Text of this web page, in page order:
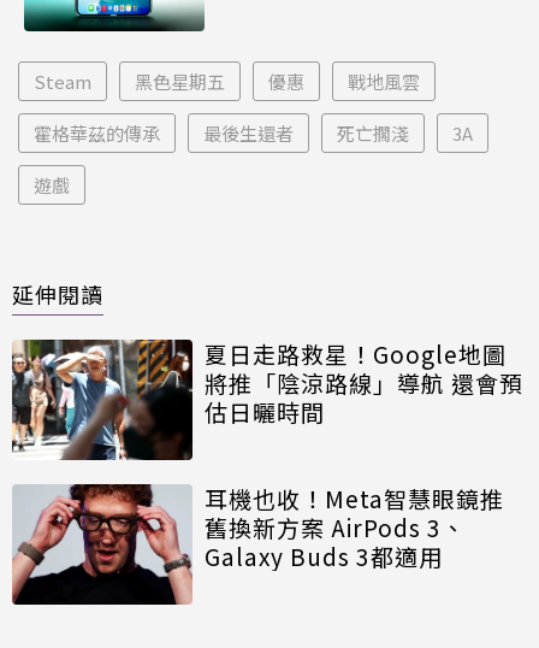
Steam 黑色星期五 優惠 戰地風雲
霍格華茲的傳承 最後生還者 死亡擱淺 3A
遊戲
延伸閱讀
夏日走路救星！Google地圖
將推「陰涼路線」導航 還會預
估日曬時間
耳機也收！Meta智慧眼鏡推
舊換新方案 AirPods 3、
Galaxy Buds 3都適用